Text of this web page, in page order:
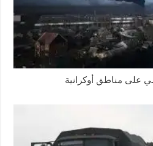
على مناطق أوكرانية